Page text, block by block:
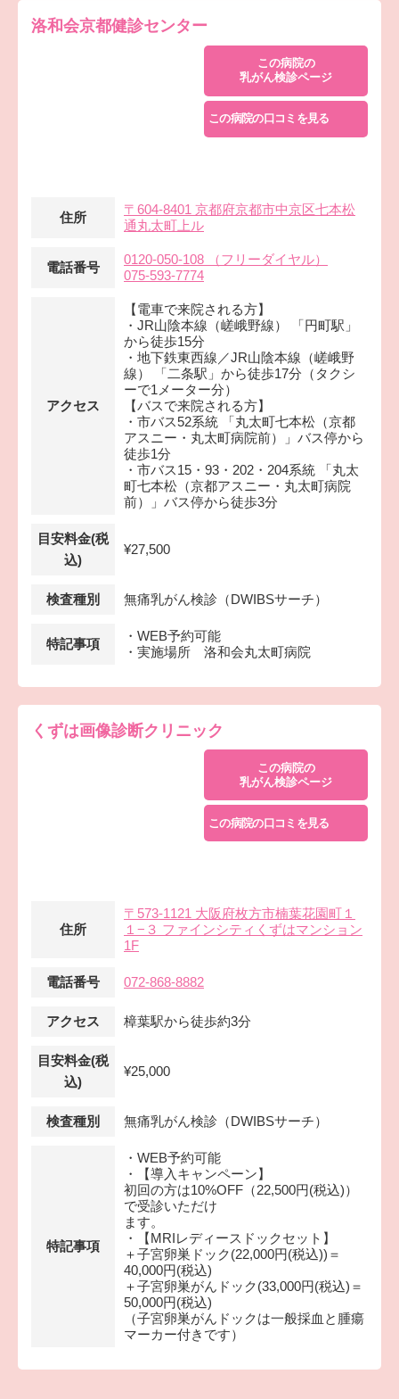
洛和会京都健診センター
この病院の
乳がん検診ページ
この病院の口コミを見る
住所
〒604-8401 京都府京都市中京区七本松
通丸太町上ル
電話番号
0120-050-108 （フリーダイヤル）
075-593-7774
アクセス
【電車で来院される方】
・JR山陰本線（嵯峨野線） 「円町駅」
から徒歩15分
・地下鉄東西線／JR山陰本線（嵯峨野
線） 「二条駅」から徒歩17分（タクシ
ーで1メーター分）
【バスで来院される方】
・市バス52系統 「丸太町七本松（京都
アスニー・丸太町病院前）」バス停から
徒歩1分
・市バス15・93・202・204系統 「丸太
町七本松（京都アスニー・丸太町病院
前）」バス停から徒歩3分
目安料金(税
込)
¥27,500
検査種別 無痛乳がん検診（DWIBSサーチ）
特記事項
・WEB予約可能
・実施場所 洛和会丸太町病院
くずは画像診断クリニック
この病院の
乳がん検診ページ
この病院の口コミを見る
住所
〒573-1121 大阪府枚方市楠葉花園町１
１−３ ファインシティくずはマンション
1F
電話番号 072-868-8882
アクセス 樟葉駅から徒歩約3分
目安料金(税
込)
¥25,000
検査種別 無痛乳がん検診（DWIBSサーチ）
特記事項
・WEB予約可能
・【導入キャンペーン】
初回の方は10%OFF（22,500円(税込)）
で受診いただけ
ます。
・【MRIレディースドックセット】
＋子宮卵巣ドック(22,000円(税込))＝
40,000円(税込)
＋子宮卵巣がんドック(33,000円(税込)＝
50,000円(税込)
（子宮卵巣がんドックは一般採血と腫瘍
マーカー付きです）